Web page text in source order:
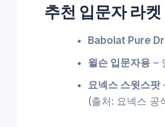
추천 입문자 라켓
Babolat Pure
윌슨 입문자용 –
요넥스 스윗스팟
(출처: 요넥스 공